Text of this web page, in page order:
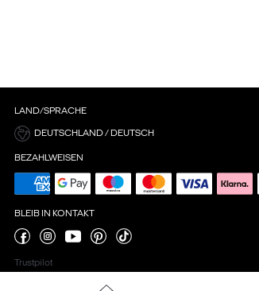
LAND/SPRACHE
DEUTSCHLAND / DEUTSCH
BEZAHLWEISEN
BLEIB IN KONTAKT
Trustpilot